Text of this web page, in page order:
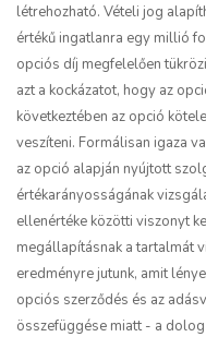
létrehozható. Vételi jog
értékű ingatlanra egy millió
opciós díj megfelelően
azt a kockázatot, hogy az
következtében az opció
veszíteni. Formálisan igaza
az opció alapján nyújtott
értékarányosságának
ellenértéke közötti viszonyt
megállapításnak a tartalmát
eredményre jutunk, amit
opciós szerződés és az
összefüggése miatt - a